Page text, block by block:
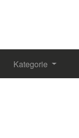
Kategorie